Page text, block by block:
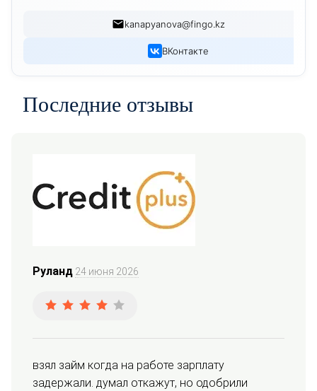
kanapyanova@fingo.kz
ВКонтакте
Последние отзывы
Руланд 24 июня 2026
взял займ когда на работе зарплату
задержали. думал откажут, но одобрили